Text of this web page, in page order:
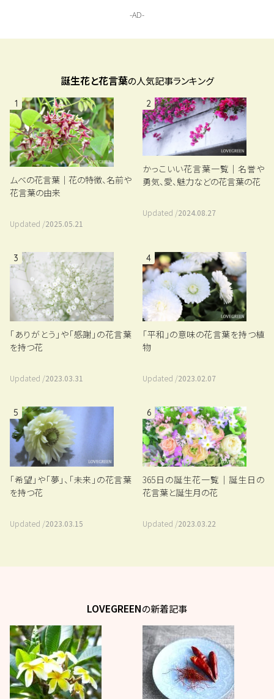
誕生花と花言葉の人気記事ランキング
1
ムベの花言葉｜花の特徴、名前や
花言葉の由来
Updated /2025.05.21
2
かっこいい花言葉一覧｜名誉や
勇気、愛、魅力などの花言葉の花
Updated /2024.08.27
3
「ありがとう」や「感謝」の花言葉
を持つ花
Updated /2023.03.31
4
「平和」の意味の花言葉を持つ植
物
Updated /2023.02.07
5
「希望」や「夢」、「未来」の花言葉
を持つ花
Updated /2023.03.15
6
365日の誕生花一覧｜誕生日の
花言葉と誕生月の花
Updated /2023.03.22
LOVEGREENの新着記事